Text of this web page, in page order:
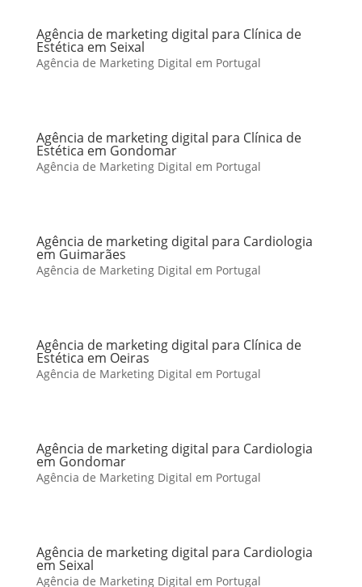
Agência de marketing digital para Clínica de
Estética em Seixal
Agência de Marketing Digital em Portugal
Agência de marketing digital para Clínica de
Estética em Gondomar
Agência de Marketing Digital em Portugal
Agência de marketing digital para Cardiologia
em Guimarães
Agência de Marketing Digital em Portugal
Agência de marketing digital para Clínica de
Estética em Oeiras
Agência de Marketing Digital em Portugal
Agência de marketing digital para Cardiologia
em Gondomar
Agência de Marketing Digital em Portugal
Agência de marketing digital para Cardiologia
em Seixal
Agência de Marketing Digital em Portugal